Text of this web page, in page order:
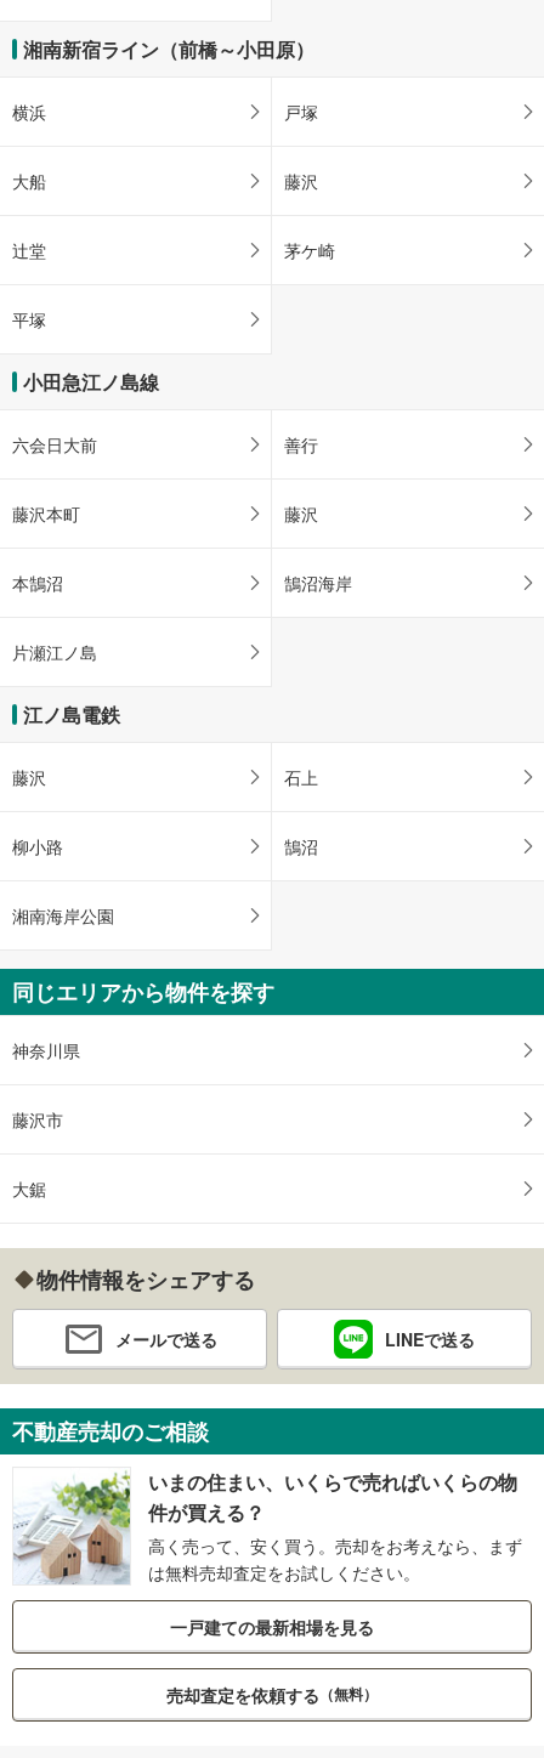
湘南新宿ライン（前橋～小田原）
横浜 戸塚
大船 藤沢
辻堂 茅ケ崎
平塚
小田急江ノ島線
六会日大前 善行
藤沢本町 藤沢
本鵠沼 鵠沼海岸
片瀬江ノ島
江ノ島電鉄
藤沢 石上
柳小路 鵠沼
湘南海岸公園
同じエリアから物件を探す
神奈川県
藤沢市
大鋸
物件情報をシェアする
メールで送る LINEで送る
不動産売却のご相談
いまの住まい、いくらで売ればいくらの物
件が買える？
高く売って、安く買う。売却をお考えなら、まず
は無料売却査定をお試しください。
一戸建ての最新相場を見る
売却査定を依頼する （無料）